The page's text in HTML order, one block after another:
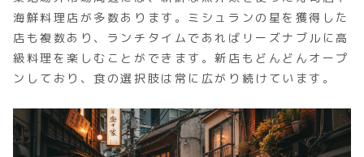
海鮮料理店が多数あります。ミシュランの星を獲得した
店も複数あり、ランチタイムであればリーズナブルに高
級料理を楽しむことができます。新店もどんどんオープ
ンしており、食の選択肢は常に広がり続けています。